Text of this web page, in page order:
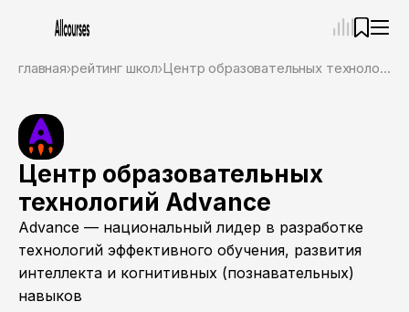
главная рейтинг школ Центр образовательных технологий Advance
Центр образовательных
технологий Advance
Advance — национальный лидер в разработке
технологий эффективного обучения, развития
интеллекта и когнитивных (познавательных)
навыков
Ассистент
Привет! Я Ваш карьерный навигатор. Подберу
курсы, которые соответствует именно вашим
целям.
Пожалуйста, ответьте на несколько вопросов,
чтобы начать.
Приступим?